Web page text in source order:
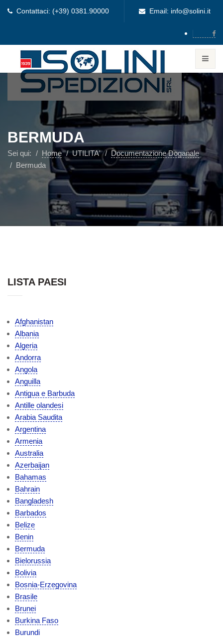
Contattaci: (+39) 0381.90000 Email: info@solini.it
BERMUDA
Sei qui: Home UTILITA'
Documentazione Doganale
Bermuda
LISTA PAESI
Afghanistan
Albania
Algeria
Andorra
Angola
Anguilla
Antigua e Barbuda
Antille olandesi
Arabia Saudita
Argentina
Armenia
Australia
Azerbaijan
Bahamas
Bahrain
Bangladesh
Barbados
Belize
Benin
Bermuda
Bielorussia
Bolivia
Bosnia-Erzegovina
Brasile
Brunei
Burkina Faso
Burundi